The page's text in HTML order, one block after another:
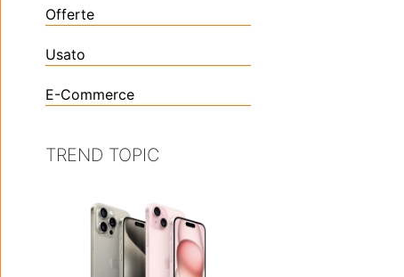
Offerte
Usato
E-Commerce
TREND TOPIC